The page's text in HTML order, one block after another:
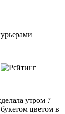
утром 7
цветом в